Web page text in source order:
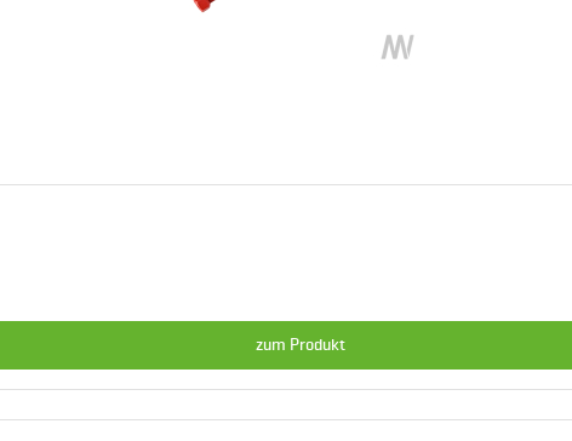
zum Produkt